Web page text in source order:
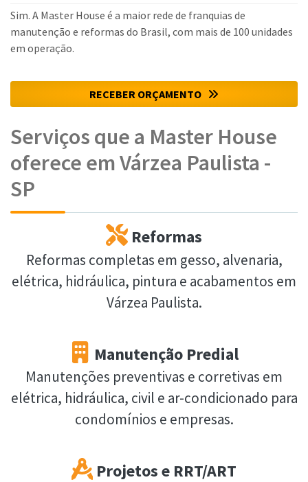
Sim. A Master House é a maior rede de franquias de
manutenção e reformas do Brasil, com mais de 100 unidades
em operação.
RECEBER ORÇAMENTO
Serviços que a Master House
oferece em Várzea Paulista -
SP
Reformas
Reformas completas em gesso, alvenaria,
elétrica, hidráulica, pintura e acabamentos em
Várzea Paulista.
Manutenção Predial
Manutenções preventivas e corretivas em
elétrica, hidráulica, civil e ar-condicionado para
condomínios e empresas.
Projetos e RRT/ART